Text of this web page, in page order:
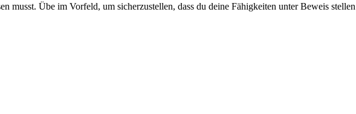
musst. Übe im Vorfeld, um sicherzustellen, dass du deine Fähigkeiten unter Beweis stellen